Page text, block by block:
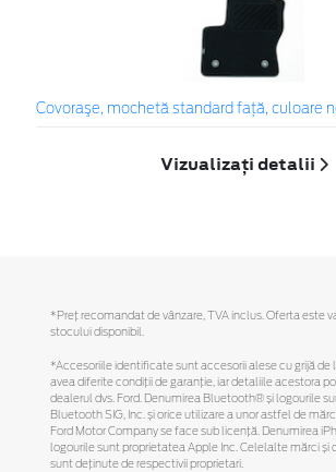
Covoraşe, mochetă standard faţă, culoare
Vizualizați detalii
*Preţ recomandat de vânzare, TVA inclus. Oferta este
stocului disponibil.
*Accesoriile identificate sunt accesorii alese cu grijă de
avea diferite condiții de garanție, iar detaliile acestora
dealerul dvs. Ford. Denumirea Bluetooth® și logourile
Bluetooth SIG, Inc. și orice utilizare a unor astfel de
Ford Motor Company se face sub licență. Denumirea
logourile sunt proprietatea Apple Inc. Celelalte mărci și
sunt deținute de respectivii proprietari.